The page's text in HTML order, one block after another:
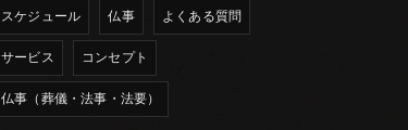
スケジュール 仏事 よくある質問
サービス コンセプト
仏事（葬儀・法事・法要）